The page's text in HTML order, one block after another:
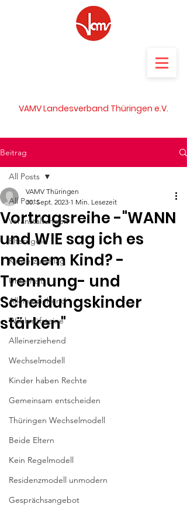
VAMV Landesverband Thüringen e.V.
Beitrag
All Posts
Veranstaltungen
Elterngeld
Kinderzuschlag
Unterhalt
Alleinerziehend
Wahlprüfsteine
Alleinerziehend
Wechselmodell
Kinder haben Rechte
Gemeinsam entscheiden
Thüringen Wechselmodell
Beide Eltern
Kein Regelmodell
Residenzmodell unmodern
Gesprächsangebot
All Posts
Vortragsreihe -"WANN
und WIE sag ich es
meinem Kind? -
Trennung- und
Scheidungskinder
stärken"
VAMV Thüringen
30. Sept. 2023 1 Min. Lesezeit